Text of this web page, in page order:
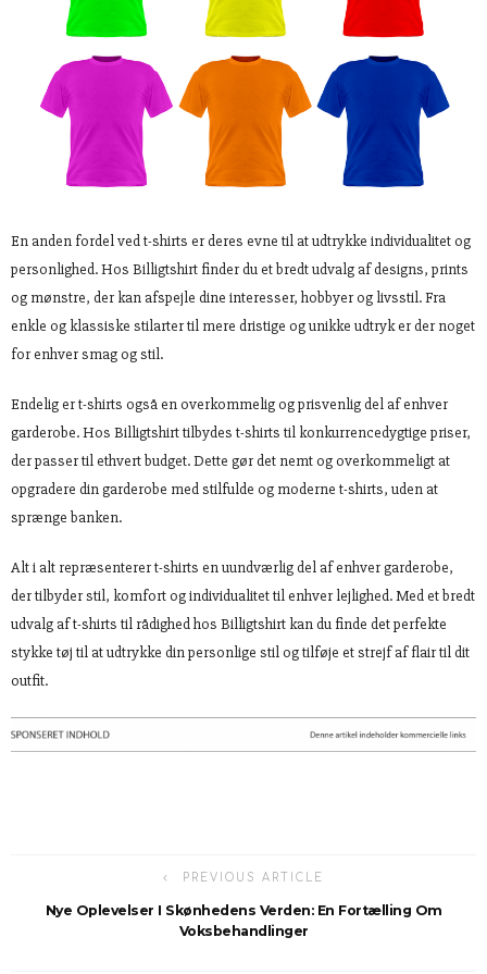
En anden fordel ved t-shirts er deres evne til at udtrykke individualitet og
personlighed. Hos Billigtshirt finder du et bredt udvalg af designs, prints
og mønstre, der kan afspejle dine interesser, hobbyer og livsstil. Fra
enkle og klassiske stilarter til mere dristige og unikke udtryk er der noget
for enhver smag og stil.
Endelig er t-shirts også en overkommelig og prisvenlig del af enhver
garderobe. Hos Billigtshirt tilbydes t-shirts til konkurrencedygtige priser,
der passer til ethvert budget. Dette gør det nemt og overkommeligt at
opgradere din garderobe med stilfulde og moderne t-shirts, uden at
sprænge banken.
Alt i alt repræsenterer t-shirts en uundværlig del af enhver garderobe,
der tilbyder stil, komfort og individualitet til enhver lejlighed. Med et bredt
udvalg af t-shirts til rådighed hos Billigtshirt kan du finde det perfekte
stykke tøj til at udtrykke din personlige stil og tilføje et strejf af flair til dit
outfit.
PREVIOUS ARTICLE
Nye Oplevelser I Skønhedens Verden: En Fortælling Om
Voksbehandlinger